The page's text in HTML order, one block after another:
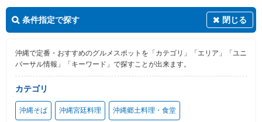
条件指定で探す 閉じる
沖縄で定番・おすすめのグルメスポットを「カテゴリ」「エリア」「ユニ
バーサル情報」「キーワード」で探すことが出来ます。
カテゴリ
沖縄そば 沖縄宮廷料理 沖縄郷土料理・食堂